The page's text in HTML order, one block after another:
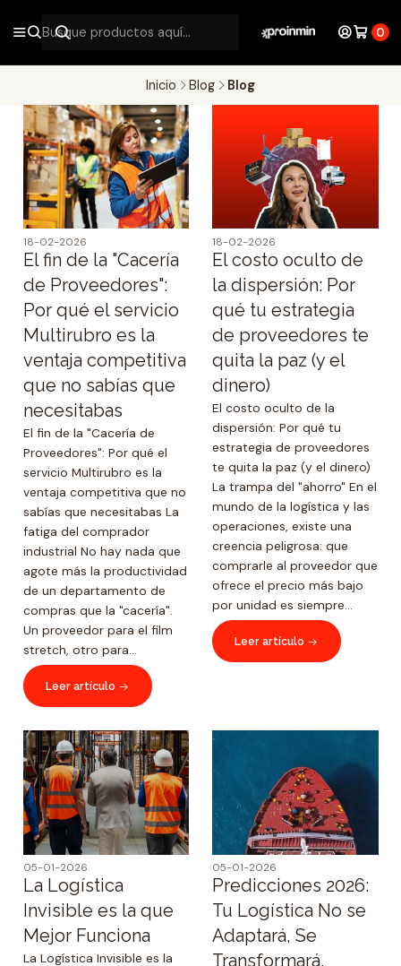
0
Inicio Blog Blog
18-02-2026
El fin de la "Cacería
de Proveedores":
Por qué el servicio
Multirubro es la
ventaja competitiva
que no sabías que
necesitabas
El fin de la "Cacería de
Proveedores": Por qué el
servicio Multirubro es la
ventaja competitiva que no
sabías que necesitabas La
fatiga del comprador
industrial No hay nada que
agote más la productividad
de un departamento de
compras que la "cacería".
Un proveedor para el film
stretch, otro para...
Leer artículo
18-02-2026
El costo oculto de
la dispersión: Por
qué tu estrategia
de proveedores te
quita la paz (y el
dinero)
El costo oculto de la
dispersión: Por qué tu
estrategia de proveedores
te quita la paz (y el dinero)
La trampa del "ahorro" En el
mundo de la logística y las
operaciones, existe una
creencia peligrosa: que
comprarle al proveedor que
ofrece el precio más bajo
por unidad es siempre...
Leer artículo
05-01-2026
La Logística
Invisible es la que
Mejor Funciona
La Logística Invisible es la
05-01-2026
Predicciones 2026:
Tu Logística No se
Adaptará, Se
Transformará.